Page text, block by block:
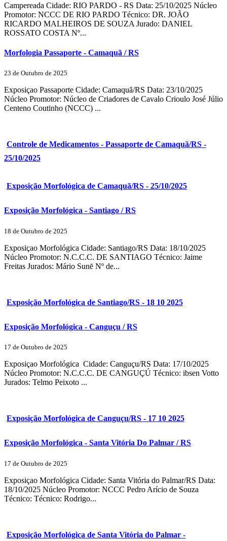
Campereada Cidade: RIO PARDO - RS Data: 25/10/2025 Núcleo
Promotor: NCCC DE RIO PARDO Técnico: DR. JOÃO
RICARDO MALHEIROS DE SOUZA Jurado: DANIEL
ROSSATO COSTA Nº...
Morfologia Passaporte - Camaquã / RS
23 de Outubro de 2025
Exposiçao Passaporte Cidade: Camaquã/RS Data: 23/10/2025
Núcleo Promotor: Núcleo de Criadores de Cavalo Crioulo José Júlio
Centeno Coutinho (NCCC) ...
Controle de Medicamentos - Passaporte de Camaquã/RS -
25/10/2025
Exposição Morfológica de Camaquã/RS - 25/10/2025
Exposição Morfológica - Santiago / RS
18 de Outubro de 2025
Exposiçao Morfológica Cidade: Santiago/RS Data: 18/10/2025
Núcleo Promotor: N.C.C.C. DE SANTIAGO Técnico: Jaime
Freitas Jurados: Mário Sunē Nº de...
Exposição Morfológica de Santiago/RS - 18 10 2025
Exposição Morfológica - Canguçu / RS
17 de Outubro de 2025
Exposiçao Morfológica Cidade: Canguçu/RS Data: 17/10/2025
Núcleo Promotor: N.C.C.C. DE CANGUÇÚ Técnico: ibsen Votto
Jurados: Telmo Peixoto ...
Exposição Morfológica de Canguçu/RS - 17 10 2025
Exposição Morfológica - Santa Vitória Do Palmar / RS
17 de Outubro de 2025
Exposiçao Morfológica Cidade: Santa Vitória do Palmar/RS Data:
18/10/2025 Núcleo Promotor: NCCC Pedro Arício de Souza
Técnico: Técnico: Rodrigo...
Exposição Morfológica de Santa Vitória do Palmar -